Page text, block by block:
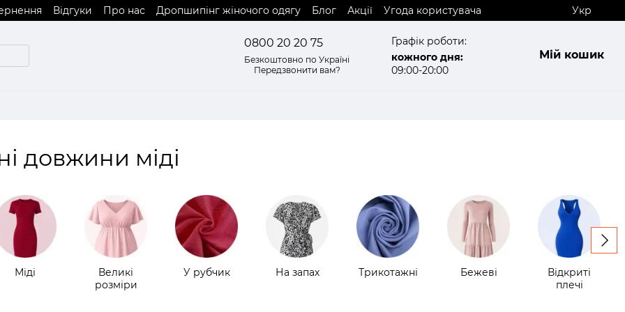
Відгуки Про нас Дропшипінг жіночого одягу Блог Акції
Угода користувача
Укр
0800 20 20 75
Безкоштовно по Україні
Передзвонити вам?
Графік роботи:
кожного дня:
09:00-20:00
Мій кошик
довжини міді
Міді
Великі
розміри
У рубчик На запах Трикотажні Бежеві
Відкриті
плечі